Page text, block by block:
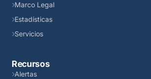
Marco Legal
Estadísticas
Servicios
Recursos
Alertas